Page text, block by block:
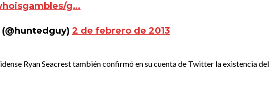
g…
2 de febrero de 2013
Ryan Seacrest también confirmó en su cuenta de Twitter la existencia del